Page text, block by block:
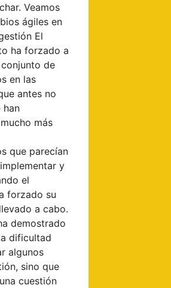
Veamos
ágiles en
El
ha forzado a
de
en las
antes no
han
más
que parecían
y
el
forzado su
a cabo.
demostrado
dificultad
algunos
sino que
cuestión